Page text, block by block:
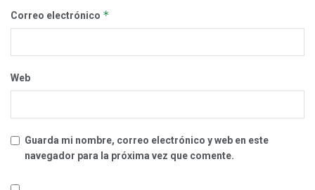
Correo electrónico *
Web
Guarda mi nombre, correo electrónico y web en este
navegador para la próxima vez que comente.